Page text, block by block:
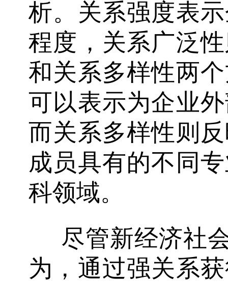
析。关系强度表
程度，关系广泛
和关系多样性两
可以表示为企业
而关系多样性则
成员具有的不同
科领域。
尽管新经济社
为，通过强关系